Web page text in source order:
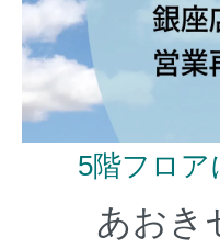
5階フロア
あおき